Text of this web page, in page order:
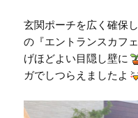
玄関ポーチを広く確保
の『エントランスカフ
げほどよい目隠し壁に
ガでしつらえましたよ